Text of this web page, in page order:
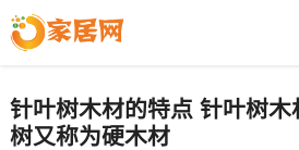
针叶树木材的特点 针叶树
树又称为硬木材